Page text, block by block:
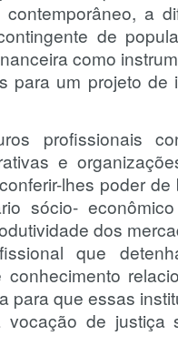
a
de
como
para um projeto de
profissionais
e
lhes poder
sócio-
dos
que
para que essas
de justiça